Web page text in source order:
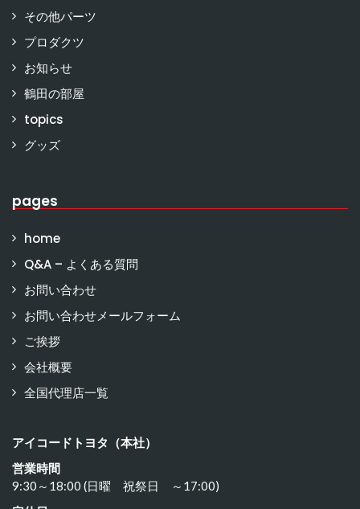
その他パーツ
プロダクツ
お知らせ
鶴田の部屋
topics
グッズ
pages
home
Q&A – よくある質問
お問い合わせ
お問い合わせメールフォーム
ご挨拶
会社概要
全国代理店一覧
アイコードトヨタ（本社）
営業時間
9:30～18:00 (日曜 祝祭日 ～17:00)